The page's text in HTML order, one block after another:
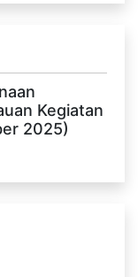
Kegiatan
2025)